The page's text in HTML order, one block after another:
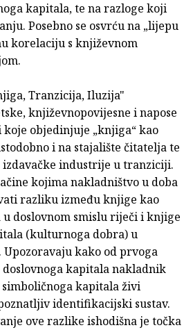
kapitala, te na razloge koji
Posebno se osvrću na „lijepu
korelaciju s književnom
Tranzicija, Iluzija"
književnopovijesne i napose
objedinjuje „knjiga“ kao
i na stajalište čitatelja te
industrije u tranziciji.
kojima nakladništvo u doba
razliku između knjige kao
doslovnom smislu riječi i knjige
(kulturnoga dobra) u
kako od prvoga
kapitala nakladnik
kapitala živi
identifikacijski sustav.
ove razlike ishodišna je točka